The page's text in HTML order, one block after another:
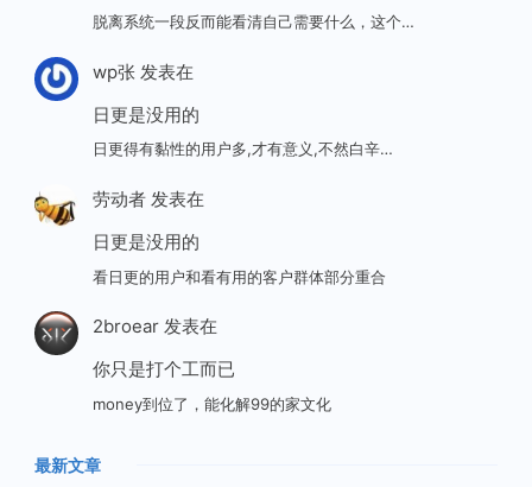
脱离系统一段反而能看清自己需要什么，这个…
wp张发表在
日更是没用的
日更得有黏性的用户多,才有意义,不然白辛…
劳动者发表在
日更是没用的
看日更的用户和看有用的客户群体部分重合
2broear发表在
你只是打个工而已
money到位了，能化解99的家文化
最新文章